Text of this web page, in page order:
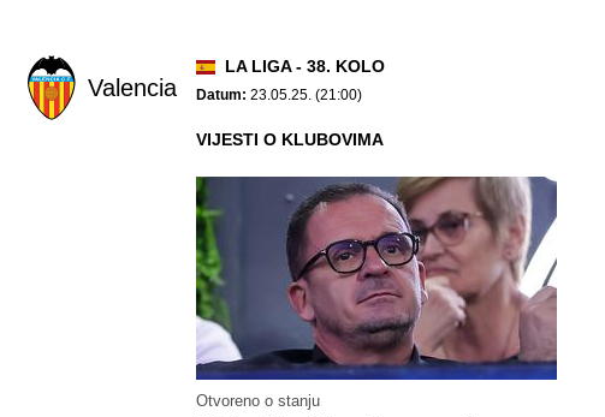
Valencia
LA LIGA - 38. KOLO
Datum: 23.05.25. (21:00)
VIJESTI O KLUBOVIMA
Otvoreno o stanju